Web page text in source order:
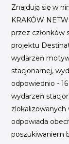
Znajdują się w
KRAKÓW
przez członków
projektu
wydarzeń
stacjonarnej,
odpowiednio -
wydarzeń
odpowiada
poszukiwaniem